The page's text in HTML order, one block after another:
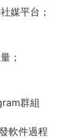
媒平台；
；
群組
軟件過程